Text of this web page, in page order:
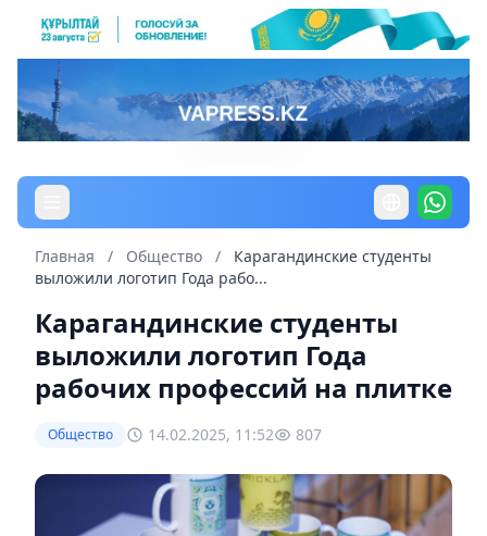
Главная / Общество /
Карагандинские студенты
выложили логотип Года рабо...
Карагандинские студенты
выложили логотип Года
рабочих профессий на плитке
Общество 14.02.2025, 11:52 807